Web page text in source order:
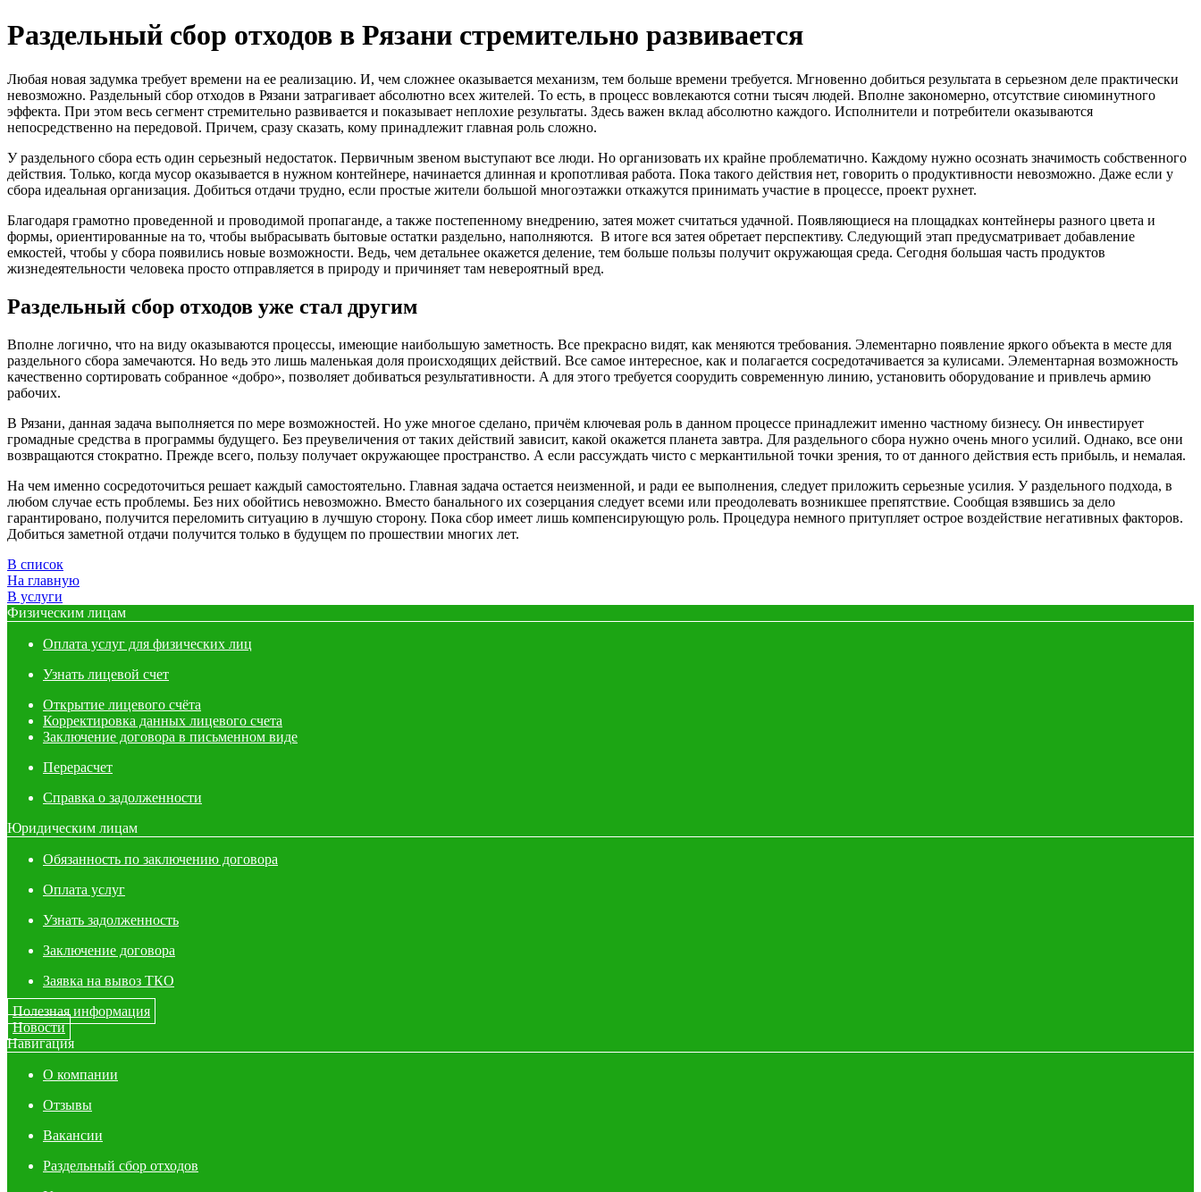
Раздельный сбор отходов в Рязани стремительно развивается
Любая новая задумка требует времени на ее реализацию. И, чем сложнее оказывается механизм, тем больше времени требуется. Мгновенно добиться результата в серьезном деле практически
невозможно. Раздельный сбор отходов в Рязани затрагивает абсолютно всех жителей. То есть, в процесс вовлекаются сотни тысяч людей. Вполне закономерно, отсутствие сиюминутного
эффекта. При этом весь сегмент стремительно развивается и показывает неплохие результаты. Здесь важен вклад абсолютно каждого. Исполнители и потребители оказываются
непосредственно на передовой. Причем, сразу сказать, кому принадлежит главная роль сложно.
У раздельного сбора есть один серьезный недостаток. Первичным звеном выступают все люди. Но организовать их крайне проблематично. Каждому нужно осознать значимость собственного
действия. Только, когда мусор оказывается в нужном контейнере, начинается длинная и кропотливая работа. Пока такого действия нет, говорить о продуктивности невозможно. Даже если у
сбора идеальная организация. Добиться отдачи трудно, если простые жители большой многоэтажки откажутся принимать участие в процессе, проект рухнет.
Благодаря грамотно проведенной и проводимой пропаганде, а также постепенному внедрению, затея может считаться удачной. Появляющиеся на площадках контейнеры разного цвета и
формы, ориентированные на то, чтобы выбрасывать бытовые остатки раздельно, наполняются. В итоге вся затея обретает перспективу. Следующий этап предусматривает добавление
емкостей, чтобы у сбора появились новые возможности. Ведь, чем детальнее окажется деление, тем больше пользы получит окружающая среда. Сегодня большая часть продуктов
жизнедеятельности человека просто отправляется в природу и причиняет там невероятный вред.
Раздельный сбор отходов уже стал другим
Вполне логично, что на виду оказываются процессы, имеющие наибольшую заметность. Все прекрасно видят, как меняются требования. Элементарно появление яркого объекта в месте для
раздельного сбора замечаются. Но ведь это лишь маленькая доля происходящих действий. Все самое интересное, как и полагается сосредотачивается за кулисами. Элементарная возможность
качественно сортировать собранное «добро», позволяет добиваться результативности. А для этого требуется соорудить современную линию, установить оборудование и привлечь армию
рабочих.
В Рязани, данная задача выполняется по мере возможностей. Но уже многое сделано, причём ключевая роль в данном процессе принадлежит именно частному бизнесу. Он инвестирует
громадные средства в программы будущего. Без преувеличения от таких действий зависит, какой окажется планета завтра. Для раздельного сбора нужно очень много усилий. Однако, все они
возвращаются стократно. Прежде всего, пользу получает окружающее пространство. А если рассуждать чисто с меркантильной точки зрения, то от данного действия есть прибыль, и немалая.
На чем именно сосредоточиться решает каждый самостоятельно. Главная задача остается неизменной, и ради ее выполнения, следует приложить серьезные усилия. У раздельного подхода, в
любом случае есть проблемы. Без них обойтись невозможно. Вместо банального их созерцания следует всеми или преодолевать возникшее препятствие. Сообщая взявшись за дело
гарантировано, получится переломить ситуацию в лучшую сторону. Пока сбор имеет лишь компенсирующую роль. Процедура немного притупляет острое воздействие негативных факторов.
Добиться заметной отдачи получится только в будущем по прошествии многих лет.
В список
На главную
В услуги
Физическим лицам
Оплата услуг для физических лиц
Узнать лицевой счет
Открытие лицевого счёта
Корректировка данных лицевого счета
Заключение договора в письменном виде
Перерасчет
Справка о задолженности
Юридическим лицам
Обязанность по заключению договора
Оплата услуг
Узнать задолженность
Заключение договора
Заявка на вывоз ТКО
Полезная информация
Новости
Навигация
О компании
Отзывы
Вакансии
Раздельный сбор отходов